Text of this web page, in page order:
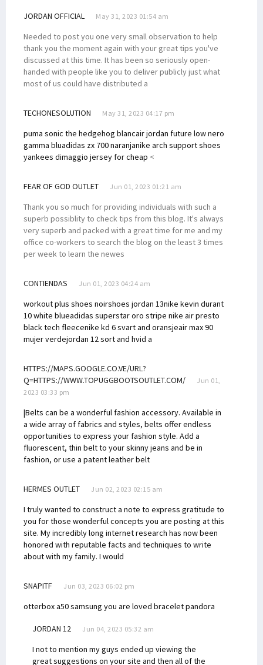
JORDAN OFFICIAL May 31, 2023 01:54 am
Needed to post you one very small observation to help
thank you the moment again with your great tips you've
discussed at this time. It has been so seriously open-
handed with people like you to deliver publicly just what
most of us could have distributed a
TECHONESOLUTION May 31, 2023 04:17 pm
puma sonic the hedgehog blancair jordan future low nero
gamma bluadidas zx 700 naranjanike arch support shoes
yankees dimaggio jersey for cheap <
FEAR OF GOD OUTLET Jun 01, 2023 01:21 am
Thank you so much for providing individuals with such a
superb possiblity to check tips from this blog. It's always
very superb and packed with a great time for me and my
office co-workers to search the blog on the least 3 times
per week to learn the newes
CONTIENDAS Jun 01, 2023 04:24 am
workout plus shoes noirshoes jordan 13nike kevin durant
10 white blueadidas superstar oro stripe nike air presto
black tech fleecenike kd 6 svart and oransjeair max 90
mujer verdejordan 12 sort and hvid a
HTTPS://MAPS.GOOGLE.CO.VE/URL?
Q=HTTPS://WWW.TOPUGGBOOTSOUTLET.COM/
Jun 01,
2023 03:33 pm
|Belts can be a wonderful fashion accessory. Available in
a wide array of fabrics and styles, belts offer endless
opportunities to express your fashion style. Add a
fluorescent, thin belt to your skinny jeans and be in
fashion, or use a patent leather belt
HERMES OUTLET Jun 02, 2023 02:15 am
I truly wanted to construct a note to express gratitude to
you for those wonderful concepts you are posting at this
site. My incredibly long internet research has now been
honored with reputable facts and techniques to write
about with my family. I would
SNAPITF Jun 03, 2023 06:02 pm
otterbox a50 samsung you are loved bracelet pandora
JORDAN 12 Jun 04, 2023 05:32 am
I not to mention my guys ended up viewing the
great suggestions on your site and then all of the